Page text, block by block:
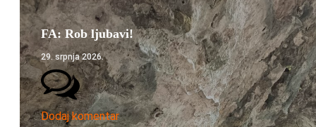
FA: Rob ljubavi!
29. srpnja 2026.
Dodaj komentar